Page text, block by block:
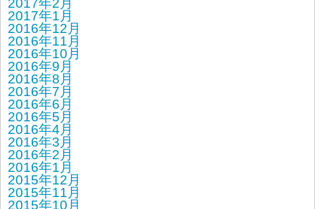
2017年2月
2017年1月
2016年12月
2016年11月
2016年10月
2016年9月
2016年8月
2016年7月
2016年6月
2016年5月
2016年4月
2016年3月
2016年2月
2016年1月
2015年12月
2015年11月
2015年10月